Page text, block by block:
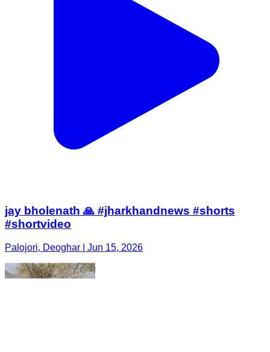
jay bholenath 🙏 #jharkhandnews #shorts
#shortvideo
Palojori, Deoghar | Jun 15, 2026